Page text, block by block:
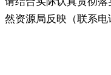
然资源局反映（联系电